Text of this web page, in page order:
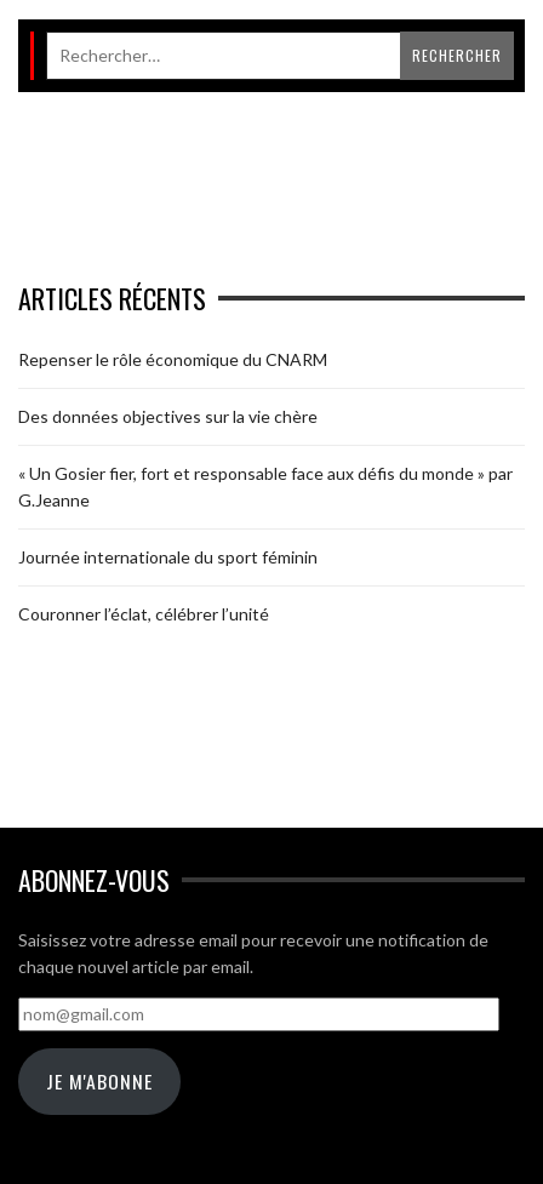
ARTICLES RÉCENTS
Repenser le rôle économique du CNARM
Des données objectives sur la vie chère
« Un Gosier fier, fort et responsable face aux défis du monde » par
G.Jeanne
Journée internationale du sport féminin
Couronner l’éclat, célébrer l’unité
ABONNEZ-VOUS
Saisissez votre adresse email pour recevoir une notification de
chaque nouvel article par email.
nom@gmail.com
JE M'ABONNE